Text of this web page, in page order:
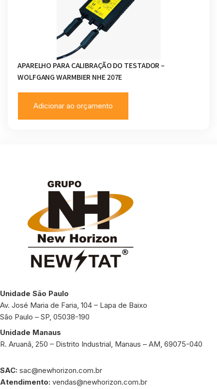
APARELHO PARA CALIBRAÇÃO DO TESTADOR –
WOLFGANG WARMBIER NHE 207E
Adicionar ao orçamento
Unidade São Paulo
Av. José Maria de Faria, 104 – Lapa de Baixo
São Paulo – SP, 05038-190
Unidade Manaus
R. Aruanã, 250 – Distrito Industrial, Manaus – AM, 69075-040
SAC: sac@newhorizon.com.br
Atendimento: vendas@newhorizon.com.br